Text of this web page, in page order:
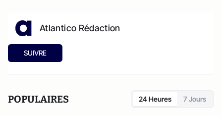
Atlantico Rédaction
SUIVRE
POPULAIRES 24 Heures 7 Jours